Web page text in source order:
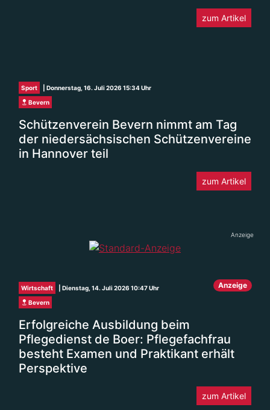
zum Artikel
Sport
| Donnerstag, 16. Juli 2026 15:34 Uhr
Bevern
Schützenverein Bevern nimmt am Tag
der niedersächsischen Schützenvereine
in Hannover teil
zum Artikel
Anzeige
Anzeige
Wirtschaft
| Dienstag, 14. Juli 2026 10:47 Uhr
Bevern
Erfolgreiche Ausbildung beim
Pflegedienst de Boer: Pflegefachfrau
besteht Examen und Praktikant erhält
Perspektive
zum Artikel